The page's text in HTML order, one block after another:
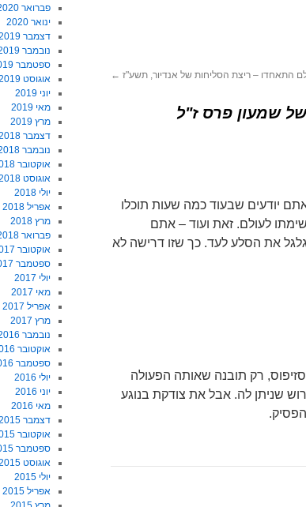
התאחדו ­– ריצת הסליחות של אנדיור, תשע"ז ←
של שמעון פרס ז"ל
יודעים שבעוד כמה שעות תוכלו
לעולם. זאת ועוד – אתם
את הסלע לעד. כך שזו דרישה לא
רק תובנה שאותה הפעולה
שניתן לה. אבל את צודקת בנוגע
פברואר 2020
ינואר 2020
דצמבר 2019
נובמבר 2019
ספטמבר 2019
אוגוסט 2019
יוני 2019
מאי 2019
מרץ 2019
דצמבר 2018
נובמבר 2018
אוקטובר 2018
אוגוסט 2018
יולי 2018
אפריל 2018
מרץ 2018
פברואר 2018
אוקטובר 2017
ספטמבר 2017
יולי 2017
מאי 2017
אפריל 2017
מרץ 2017
נובמבר 2016
אוקטובר 2016
ספטמבר 2016
יולי 2016
יוני 2016
מאי 2016
דצמבר 2015
אוקטובר 2015
ספטמבר 2015
אוגוסט 2015
יולי 2015
אפריל 2015